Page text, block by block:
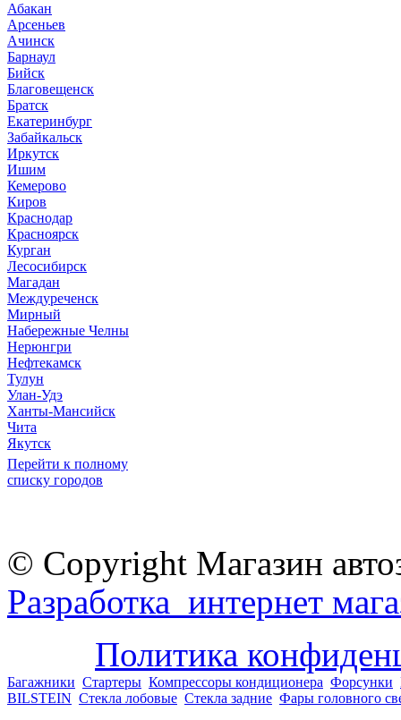
Абакан
Арсеньев
Ачинск
Барнаул
Бийск
Благовещенск
Братск
Екатеринбург
Забайкальск
Иркутск
Ишим
Кемерово
Киров
Краснодар
Красноярск
Курган
Лесосибирск
Магадан
Междуреченск
Мирный
Набережные Челны
Нерюнгри
Нефтекамск
Тулун
Улан-Удэ
Ханты-Мансийск
Чита
Якутск
Перейти к полному
списку городов
© Copyright Магазин
Разработка интернет
Политика
Багажники Стартеры Компрессоры кондиционера Форсунки
BILSTEIN Стекла лобовые Стекла задние Фары головного